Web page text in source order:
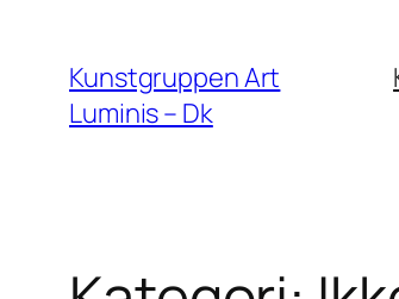
indhold
Kunstgruppen Art
Luminis – Dk